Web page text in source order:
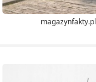
magazynfakty.pl